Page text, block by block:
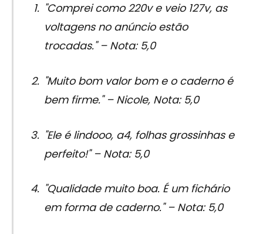
"Comprei como 220v e veio 127v, as
voltagens no anúncio estão
trocadas." – Nota: 5,0
"Muito bom valor bom e o caderno é
bem firme." – Nicole, Nota: 5,0
"Ele é lindooo, a4, folhas grossinhas e
perfeito!" – Nota: 5,0
"Qualidade muito boa. É um fichário
em forma de caderno." – Nota: 5,0